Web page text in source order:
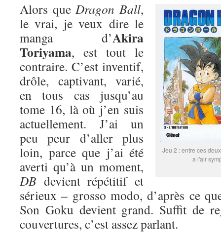
Jeu 2 : entre ces
a l'air
Alors queDragon Ball,
le vrai, je veux dire le
manga d’Akira
Toriyama, est tout le
contraire. C’est inventif,
drôle, captivant, varié,
en tous cas jusqu’au
tome 16, là où j’en suis
actuellement. J’ai un
peu peur d’aller plus
loin, parce que j’ai été
averti qu’à un moment,
DB devient répétitif et
sérieux – grosso modo, d’après ce
Son Goku devient grand. Suffit de
couvertures, c’est assez parlant.